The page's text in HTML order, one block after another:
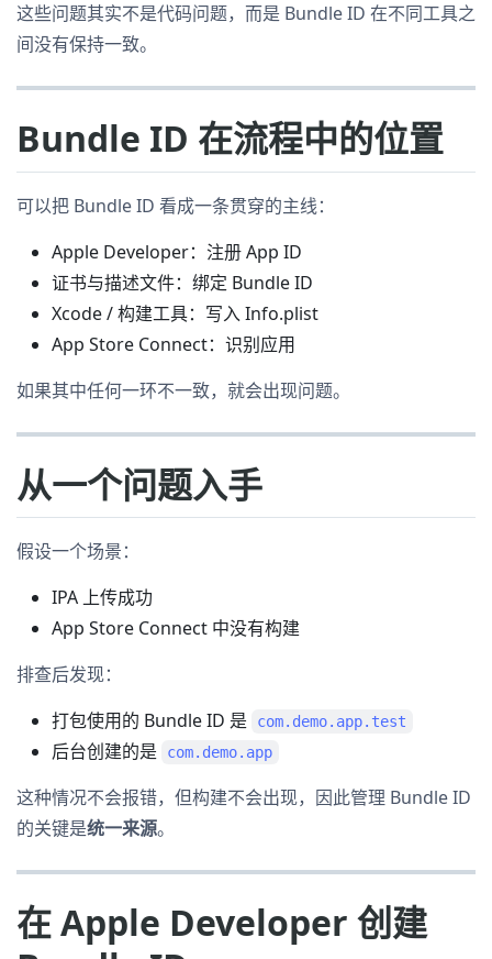
这些问题其实不是代码问题，而是 Bundle ID 在不同工具之
间没有保持一致。
Bundle ID 在流程中的位置
可以把 Bundle ID 看成一条贯穿的主线：
Apple Developer：注册 App ID
证书与描述文件：绑定 Bundle ID
Xcode / 构建工具：写入 Info.plist
App Store Connect：识别应用
如果其中任何一环不一致，就会出现问题。
从一个问题入手
假设一个场景：
IPA 上传成功
App Store Connect 中没有构建
排查后发现：
打包使用的 Bundle ID 是
com.demo.app.test
后台创建的是 com.demo.app
这种情况不会报错，但构建不会出现，因此管理 Bundle ID
的关键是统一来源。
在 Apple Developer 创建